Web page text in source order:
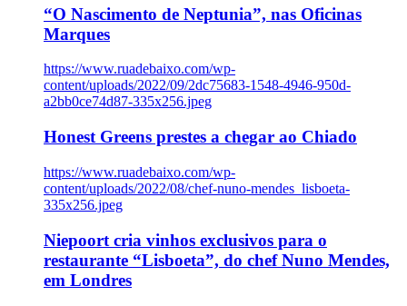
“O Nascimento de Neptunia”, nas Oficinas
Marques
https://www.ruadebaixo.com/wp-
content/uploads/2022/09/2dc75683-1548-4946-950d-
a2bb0ce74d87-335x256.jpeg
Honest Greens prestes a chegar ao Chiado
https://www.ruadebaixo.com/wp-
content/uploads/2022/08/chef-nuno-mendes_lisboeta-
335x256.jpeg
Niepoort cria vinhos exclusivos para o
restaurante “Lisboeta”, do chef Nuno Mendes,
em Londres